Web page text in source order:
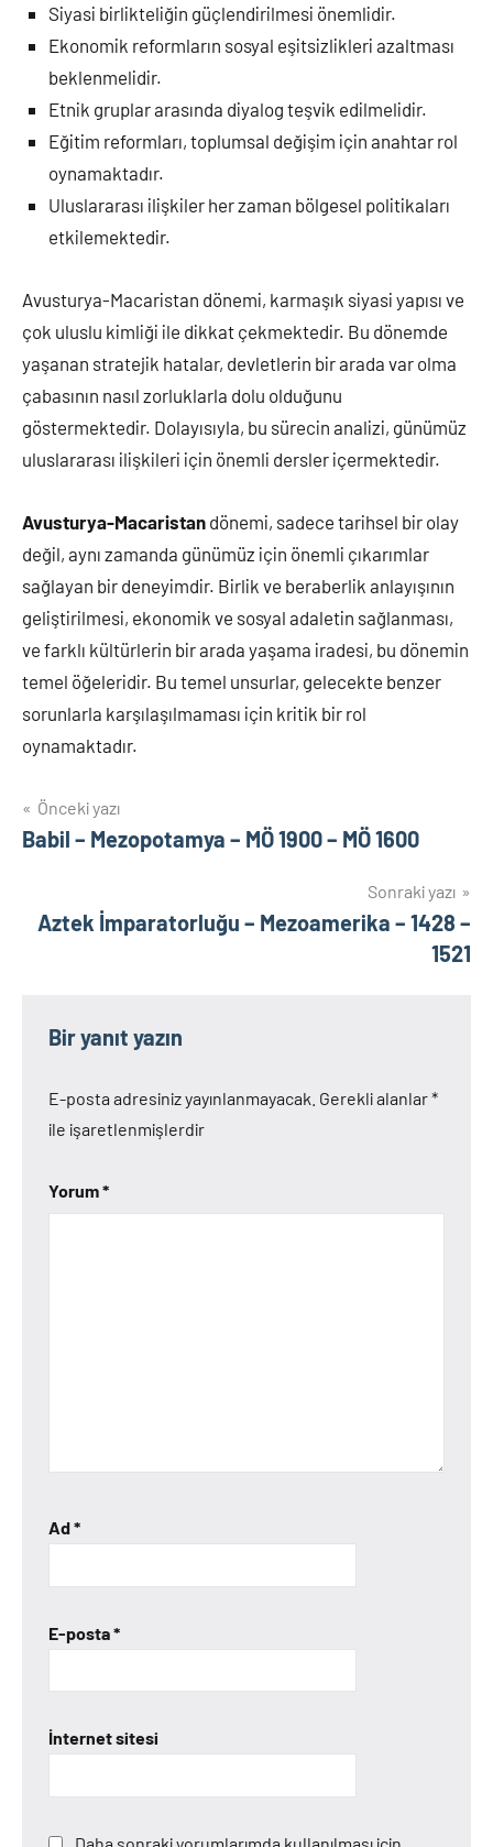
Siyasi birlikteliğin güçlendirilmesi önemlidir.
Ekonomik reformların sosyal eşitsizlikleri azaltması
beklenmelidir.
Etnik gruplar arasında diyalog teşvik edilmelidir.
Eğitim reformları, toplumsal değişim için anahtar rol
oynamaktadır.
Uluslararası ilişkiler her zaman bölgesel politikaları
etkilemektedir.
Avusturya-Macaristan dönemi, karmaşık siyasi yapısı ve
çok uluslu kimliği ile dikkat çekmektedir. Bu dönemde
yaşanan stratejik hatalar, devletlerin bir arada var olma
çabasının nasıl zorluklarla dolu olduğunu
göstermektedir. Dolayısıyla, bu sürecin analizi, günümüz
uluslararası ilişkileri için önemli dersler içermektedir.
Avusturya-Macaristan dönemi, sadece tarihsel bir olay
değil, aynı zamanda günümüz için önemli çıkarımlar
sağlayan bir deneyimdir. Birlik ve beraberlik anlayışının
geliştirilmesi, ekonomik ve sosyal adaletin sağlanması,
ve farklı kültürlerin bir arada yaşama iradesi, bu dönemin
temel öğeleridir. Bu temel unsurlar, gelecekte benzer
sorunlarla karşılaşılmaması için kritik bir rol
oynamaktadır.
Yazı
gezinmesi
Önceki yazı
Babil – Mezopotamya – MÖ 1900 – MÖ 1600
Sonraki yazı
Aztek İmparatorluğu – Mezoamerika – 1428 –
1521
Bir yanıt yazın
E-posta adresiniz yayınlanmayacak. Gerekli alanlar*
ile işaretlenmişlerdir
Yorum*
Ad*
E-posta*
İnternet sitesi